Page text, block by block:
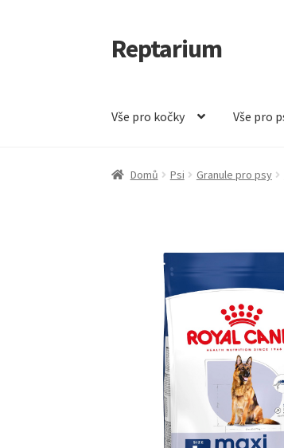
Přeskočit
na
Přejít
k
Reptarium
Vše pro kočky Vše pro
Úvodní stránka Košík Malá
Domů Psi Granule pro psy